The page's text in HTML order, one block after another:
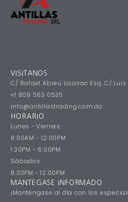
VISITANOS
C/ Rafael Abreu Licairac Esq. C/
+1 809 563 0535
info@antillastrading.com.do
HORARIO
Lunes - Viernes:
8:00AM - 12:00PM
1:30PM - 6:00PM
Sábados :
8:30PM - 12:00PM
MANTEGASE INFORMADO
¡Manténgase al día con los